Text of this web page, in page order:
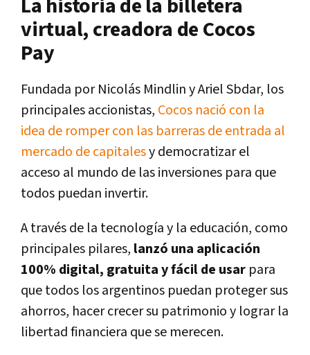
La historia de la billetera
virtual, creadora de Cocos
Pay
Fundada por Nicolás Mindlin y Ariel Sbdar, los
principales accionistas, Cocos nació con la
idea de romper con las barreras de entrada al
mercado de capitalesy democratizar el
acceso al mundo de las inversiones para que
todos puedan invertir.
A través de la tecnología y la educación, como
principales pilares, lanzó una aplicación
100% digital, gratuita y fácil de usar para
que todos los argentinos puedan proteger sus
ahorros, hacer crecer su patrimonio y lograr la
libertad financiera que se merecen.